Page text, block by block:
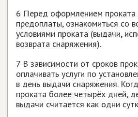
6 Перед оформлением проката
предоплаты, ознакомиться со
условиями проката (выдачи,
возврата снаряжения).
7 В зависимости от сроков
оплачивать услуги по
в день выдачи снаряжения.
проката более четырёх дней,
выдачи считается как одни